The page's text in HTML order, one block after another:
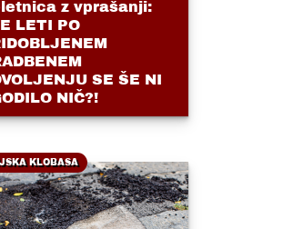
z vprašanji:
LETI PO
SE ŠE NI
NIČ?!
KLOBASA